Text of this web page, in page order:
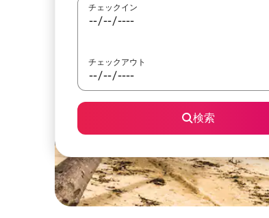
チェックイン
チェックアウト
検索